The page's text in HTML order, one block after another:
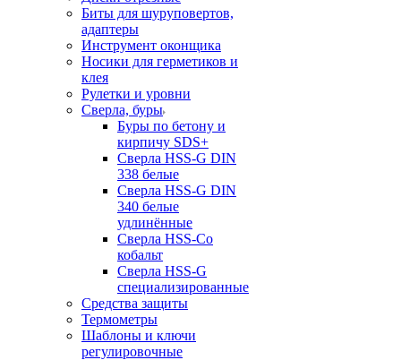
Биты для шуруповертов,
адаптеры
Инструмент оконщика
Носики для герметиков и
клея
Рулетки и уровни
Сверла, буры
Буры по бетону и
кирпичу SDS+
Сверла HSS-G DIN
338 белые
Сверла HSS-G DIN
340 белые
удлинённые
Сверла HSS-Co
кобальт
Сверла HSS-G
специализированные
Средства защиты
Термометры
Шаблоны и ключи
регулировочные